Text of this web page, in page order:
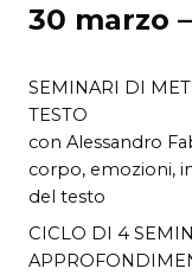
30 marzo
SEMINARI DI
TESTO
con Alessandro
corpo, emozioni,
del testo
CICLO DI 4